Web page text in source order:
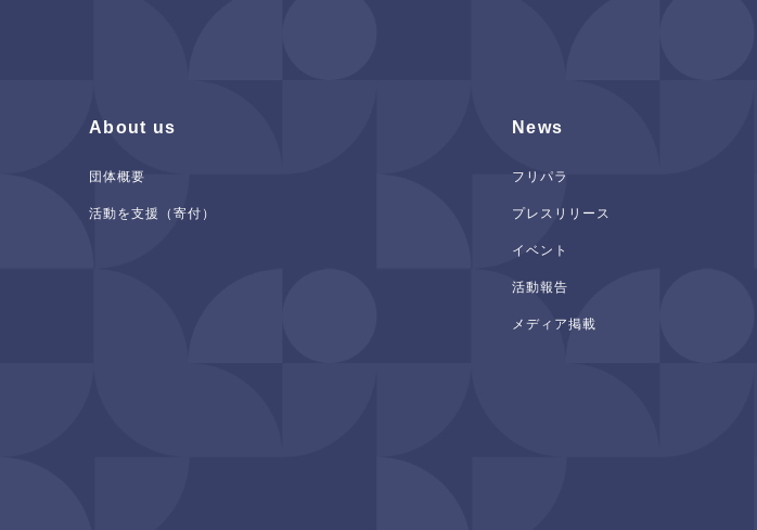
About us
団体概要
活動を支援（寄付）
News
フリパラ
プレスリリース
イベント
活動報告
メディア掲載